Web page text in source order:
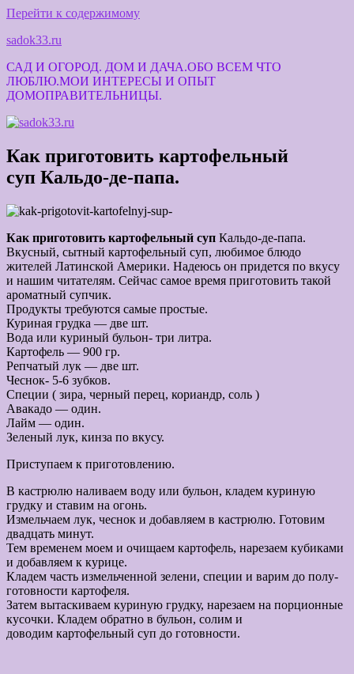
Перейти к содержимому
sadok33.ru
САД И ОГОРОД. ДОМ И ДАЧА.ОБО ВСЕМ ЧТО
ЛЮБЛЮ.МОИ ИНТЕРЕСЫ И ОПЫТ
ДОМОПРАВИТЕЛЬНИЦЫ.
Как приготовить картофельный
суп Кальдо-де-папа.
Как приготовить картофельный суп Кальдо-де-папа.
Вкусный, сытный картофельный суп, любимое блюдо
жителей Латинской Америки. Надеюсь он придется по вкусу
и нашим читателям. Сейчас самое время приготовить такой
ароматный супчик.
Продукты требуются самые простые.
Куриная грудка — две шт.
Вода или куриный бульон- три литра.
Картофель — 900 гр.
Репчатый лук — две шт.
Чеснок- 5-6 зубков.
Специи ( зира, черный перец, кориандр, соль )
Авакадо — один.
Лайм — один.
Зеленый лук, кинза по вкусу.
Приступаем к приготовлению.
В кастрюлю наливаем воду или бульон, кладем куриную
грудку и ставим на огонь.
Измельчаем лук, чеснок и добавляем в кастрюлю. Готовим
двадцать минут.
Тем временем моем и очищаем картофель, нарезаем кубиками
и добавляем к курице.
Кладем часть измельченной зелени, специи и варим до полу-
готовности картофеля.
Затем вытаскиваем куриную грудку, нарезаем на порционные
кусочки. Кладем обратно в бульон, солим и
доводим картофельный суп до готовности.